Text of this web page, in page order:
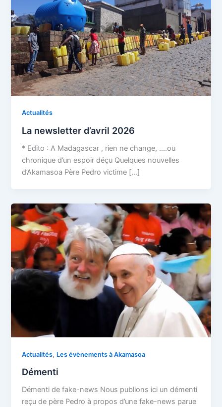
Actualités
La newsletter d’avril 2026
* Edito : A Madagascar , rien ne change, ….ou
chronique d’un espoir déçu Quelques nouvelles
d’Akamasoa Père Pedro victime […]
Actualités, Les évènements à Akamasoa
Démenti
Démenti de fake-news Nous publions ici un démenti
reçu de père Pedro à propos d’une fake-news parue